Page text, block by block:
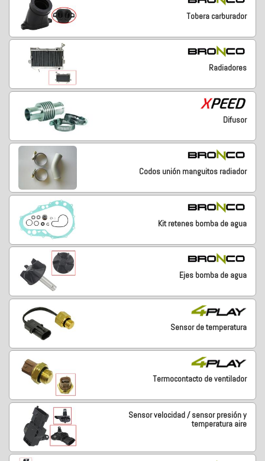
Tobera carburador
Radiadores
Difusor
Codos unión manguitos radiador
Kit retenes bomba de agua
Ejes bomba de agua
Sensor de temperatura
Termocontacto de ventilador
Sensor velocidad / sensor presión y
temperatura aire